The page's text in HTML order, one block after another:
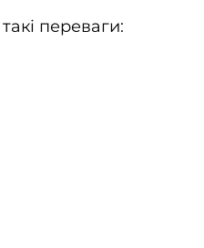
переваги: